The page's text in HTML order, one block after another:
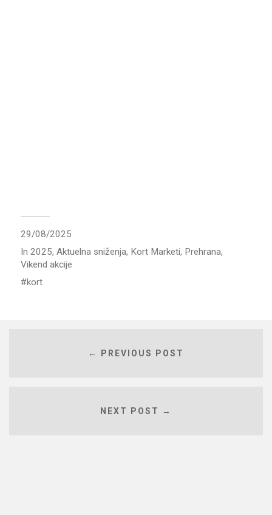
29/08/2025
In 2025, Aktuelna sniženja, Kort Marketi, Prehrana,
Vikend akcije
kort
← PREVIOUS POST
NEXT POST →